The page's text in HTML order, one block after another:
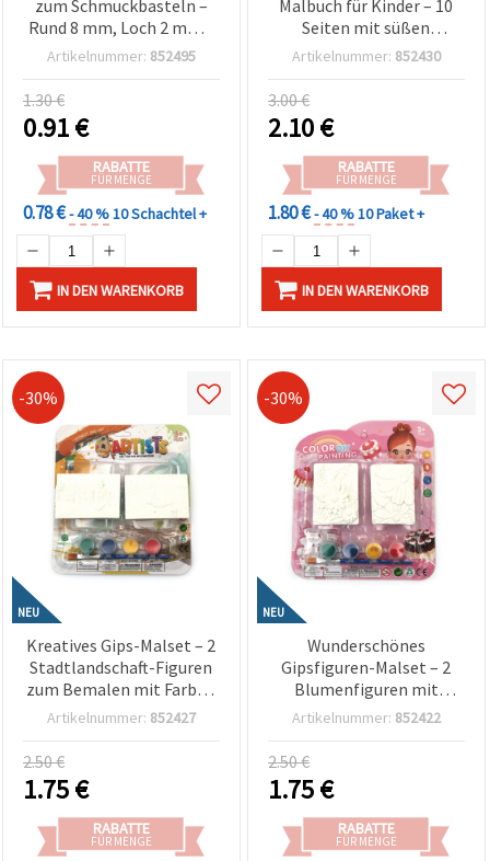
zum Schmuckbasteln –
Rund 8 mm, Loch 2 mm –
Farbmix (assortiert) –
Bastelarbeiten
Artikelnummer: 852495
1.30 €
0.91€
RABATTE
FÜR MENGE
0.78 €- 40 %10 Schachtel +
IN DEN WARENKORB
Malbuch für Kinder – 10
Seiten mit süßen
Tiermotiven –
kleckerfrei und perfekt
zum kreativen Basteln &
Artikelnummer: 852430
3.00 €
2.10€
RABATTE
FÜR MENGE
1.80 €- 40 %10 Paket +
IN DEN WARENKORB
-30%
NEU
Kreatives Gips-Malset – 2
Stadtlandschaft-Figuren
zum Bemalen mit Farben
& Pinsel – Bastelset für
Artikelnummer: 852427
2.50 €
1.75€
RABATTE
FÜR MENGE
-30%
NEU
Wunderschönes
Gipsfiguren-Malset – 2
Blumenfiguren mit
Farben & Pinsel –
Kinder & Familie
Artikelnummer: 852422
2.50 €
1.75€
RABATTE
FÜR MENGE